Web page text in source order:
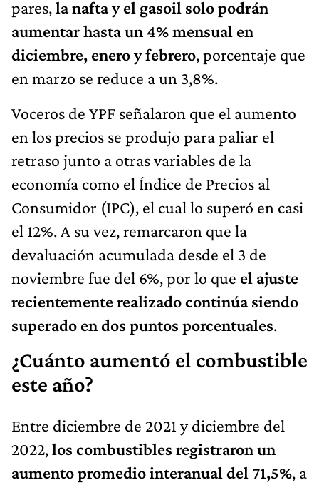
pares,la nafta y el gasoil solo podrán
aumentar hasta un 4% mensual en
diciembre, enero y febrero, porcentaje que
en marzo se reduce a un 3,8%.
Voceros de YPF señalaron que el aumento
en los precios se produjo para paliar el
retraso junto a otras variables de la
economía como el Índice de Precios al
Consumidor (IPC), el cual lo superó en casi
el 12%. A su vez, remarcaron que la
devaluación acumulada desde el 3 de
noviembre fue del 6%, por lo que el ajuste
recientemente realizado continúa siendo
superado en dos puntos porcentuales.
¿Cuánto aumentó el combustible
este año?
Entre diciembre de 2021 y diciembre del
2022,los combustibles registraron un
aumento promedio interanual del 71,5%, a